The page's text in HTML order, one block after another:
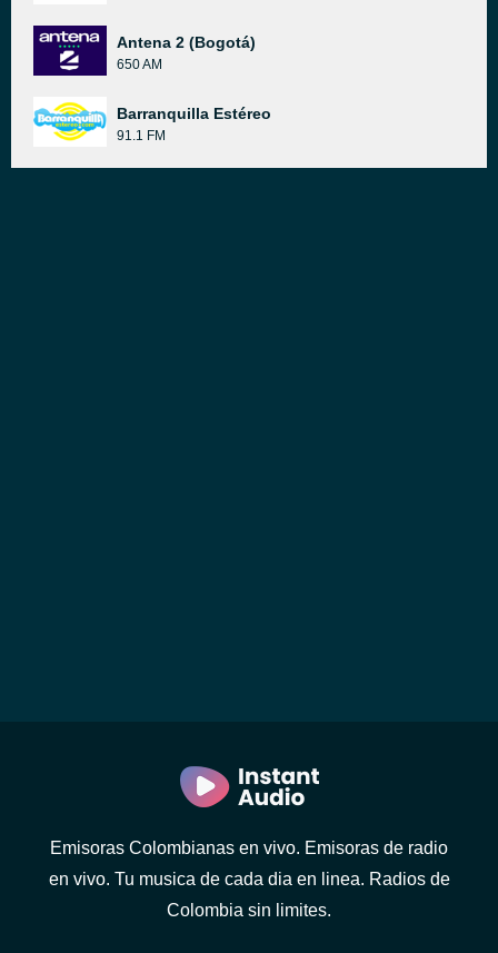
Antena 2 (Bogotá)
650 AM
Barranquilla Estéreo
91.1 FM
Emisoras Colombianas en vivo. Emisoras de radio
en vivo. Tu musica de cada dia en linea. Radios de
Colombia sin limites.